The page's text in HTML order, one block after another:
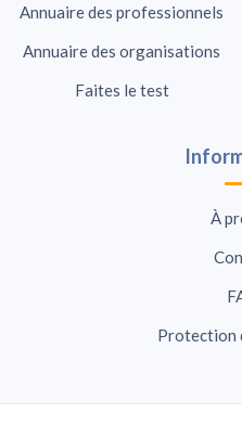
Annuaire des professionnels
Annuaire des organisations
Faites le test
À
Protection